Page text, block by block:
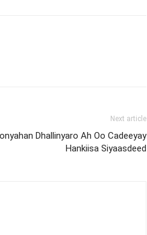
Next article
Dhallinyaro Ah Oo Cadeeyay
Hankiisa Siyaasdeed